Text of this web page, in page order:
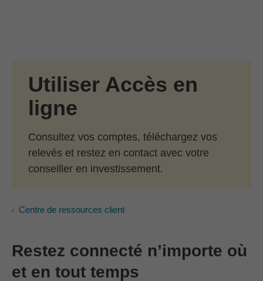
Utiliser Accès en
ligne
Consultez vos comptes, téléchargez vos
relevés et restez en contact avec votre
conseiller en investissement.
Centre de ressources client
Restez connecté n’importe où
et en tout temps